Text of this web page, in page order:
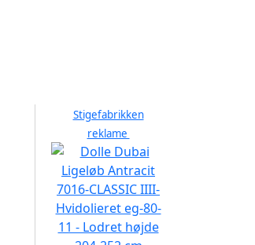
Stigefabrikken
reklame